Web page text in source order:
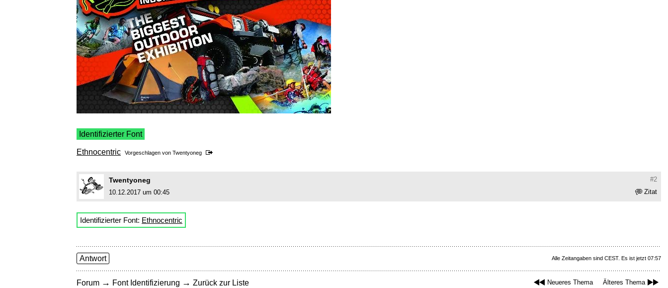
Identifizierter Font
Ethnocentric Vorgeschlagen von Twentyoneg
#2
Twentyoneg
Zitat
10.12.2017 um 00:45
Identifizierter Font: Ethnocentric
Alle Zeitangaben sind CEST. Es ist jetzt 07:57
Antwort
Neueres Thema Älteres Thema
Forum → Font Identifizierung → Zurück zur Liste